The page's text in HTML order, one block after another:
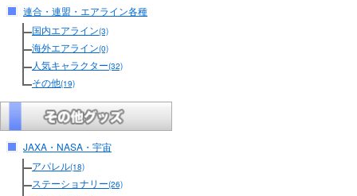
連合・連盟・エアライン各種
国内エアライン(3)
海外エアライン(0)
人気キャラクター(32)
その他(19)
JAXA・NASA・宇宙
アパレル(18)
ステーショナリー(26)